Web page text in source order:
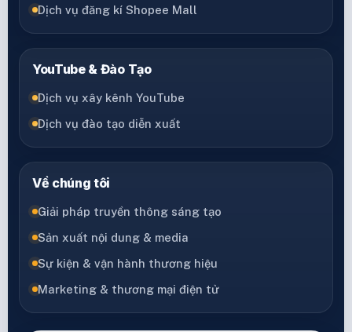
Dịch vụ đăng kí Shopee Mall
YouTube & Đào Tạo
Dịch vụ xây kênh YouTube
Dịch vụ đào tạo diễn xuất
Về chúng tôi
Giải pháp truyền thông sáng tạo
Sản xuất nội dung & media
Sự kiện & vận hành thương hiệu
Marketing & thương mại điện tử